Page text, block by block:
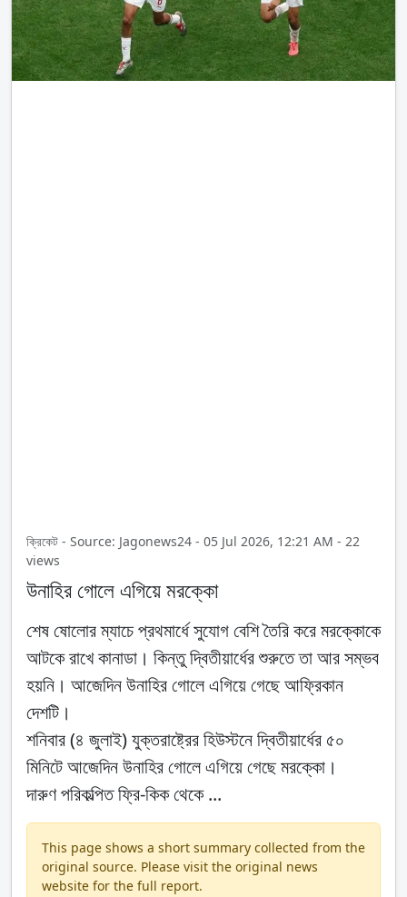
ক্রিকেট - Source: Jagonews24 - 05 Jul 2026, 12:21 AM - 22
views
উনাহির গোলে এগিয়ে মরক্কো
শেষ ষোলোর ম্যাচে প্রথমার্ধে সুযোগ বেশি তৈরি করে মরক্কোকে
আটকে রাখে কানাডা। কিন্তু দ্বিতীয়ার্ধের শুরুতে তা আর সম্ভব
হয়নি। আজেদিন উনাহির গোলে এগিয়ে গেছে আফ্রিকান
দেশটি।
শনিবার (৪ জুলাই) যুক্তরাষ্ট্রের হিউস্টনে দ্বিতীয়ার্ধের ৫০
মিনিটে আজেদিন উনাহির গোলে এগিয়ে গেছে মরক্কো।
দারুণ পরিকল্পিত ফ্রি-কিক থেকে ...
This page shows a short summary collected from the
original source. Please visit the original news
website for the full report.